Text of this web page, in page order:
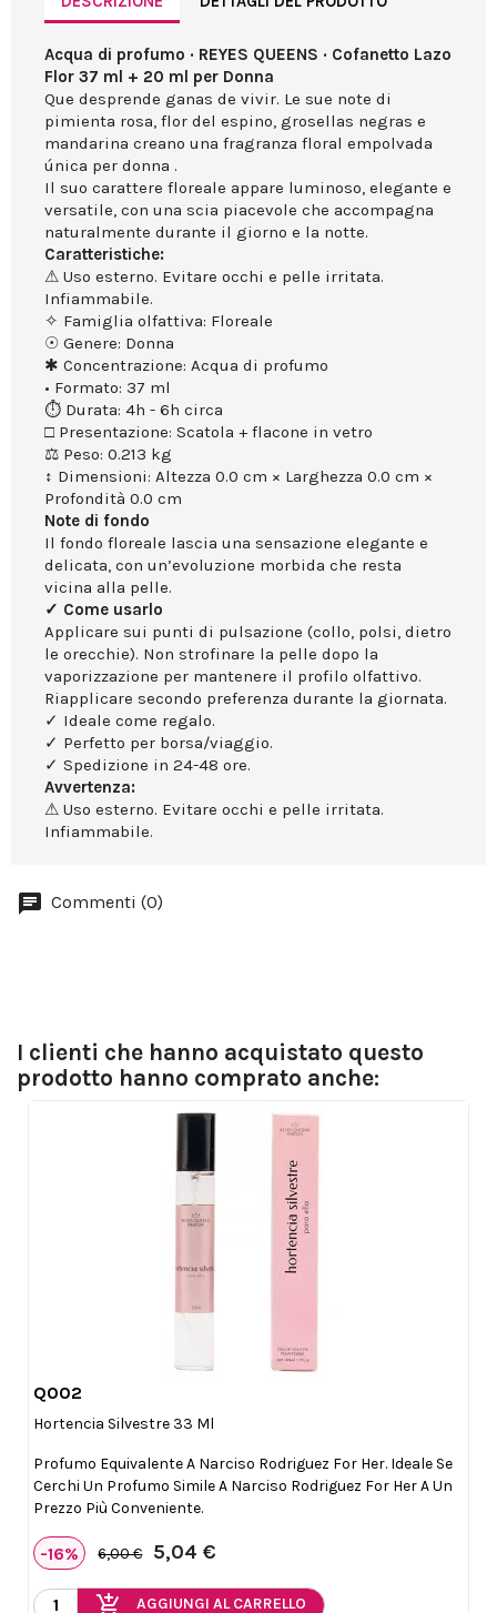
Acqua di profumo · REYES QUEENS · Cofanetto Lazo
Flor 37 ml + 20 ml per Donna
Que desprende ganas de vivir. Le sue note di
pimienta rosa, flor del espino, grosellas negras e
mandarina creano una fragranza floral empolvada
única per donna .
Il suo carattere floreale appare luminoso, elegante e
versatile, con una scia piacevole che accompagna
naturalmente durante il giorno e la notte.
Caratteristiche:
⚠ Uso esterno. Evitare occhi e pelle irritata.
Infiammabile.
✧ Famiglia olfattiva: Floreale
☉ Genere: Donna
✱ Concentrazione: Acqua di profumo
• Formato: 37 ml
⏱ Durata: 4h - 6h circa
□ Presentazione: Scatola + flacone in vetro
⚖ Peso: 0.213 kg
↕ Dimensioni: Altezza 0.0 cm × Larghezza 0.0 cm ×
Profondità 0.0 cm
Note di fondo
Il fondo floreale lascia una sensazione elegante e
delicata, con un’evoluzione morbida che resta
vicina alla pelle.
✓ Come usarlo
Applicare sui punti di pulsazione (collo, polsi, dietro
le orecchie). Non strofinare la pelle dopo la
vaporizzazione per mantenere il profilo olfattivo.
Riapplicare secondo preferenza durante la giornata.
✓ Ideale come regalo.
✓ Perfetto per borsa/viaggio.
✓ Spedizione in 24-48 ore.
Avvertenza:
⚠ Uso esterno. Evitare occhi e pelle irritata.
Infiammabile.
Commenti (0)
I clienti che hanno acquistato questo
prodotto hanno comprato anche:
Q002
Hortencia Silvestre 33 Ml
Profumo Equivalente A Narciso Rodriguez For Her. Ideale Se
Cerchi Un Profumo Simile A Narciso Rodriguez For Her A Un
Prezzo Più Conveniente.
-16% 6,00 € 5,04 €
add_shopping_cart AGGIUNGI AL CARRELLO